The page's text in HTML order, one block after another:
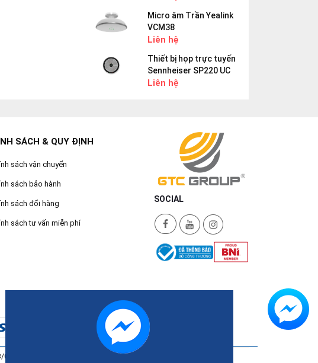
Micro âm Trần Yealink
VCM38
Liên hệ
Thiết bị họp trực tuyến
Sennheiser SP220 UC
Liên hệ
SÁCH & QUY ĐỊNH
sách vận chuyển
sách bảo hành
sách đổi hàng
sách tư vấn miễn phí
SOCIAL
07/2015